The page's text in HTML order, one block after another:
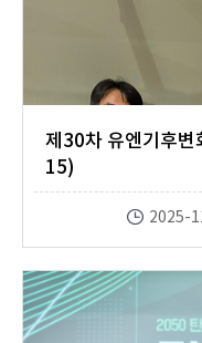
제30차 유엔기후
15)
2025-